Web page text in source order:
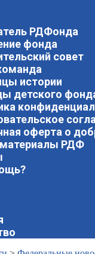
РДФонда
фонда
совет
истории
детского
оферта о
РДФ